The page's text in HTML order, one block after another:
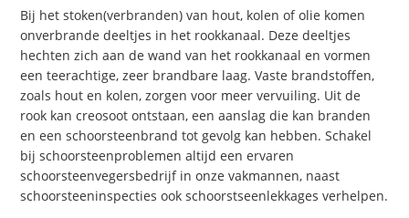
Bij het stoken(verbranden) van hout, kolen of olie komen
onverbrande deeltjes in het rookkanaal. Deze deeltjes
hechten zich aan de wand van het rookkanaal en vormen
een teerachtige, zeer brandbare laag. Vaste brandstoffen,
zoals hout en kolen, zorgen voor meer vervuiling. Uit de
rook kan creosoot ontstaan, een aanslag die kan branden
en een schoorsteenbrand tot gevolg kan hebben. Schakel
bij schoorsteenproblemen altijd een ervaren
schoorsteenvegersbedrijf in onze vakmannen, naast
schoorsteeninspecties ook schoorstseenlekkages verhelpen.